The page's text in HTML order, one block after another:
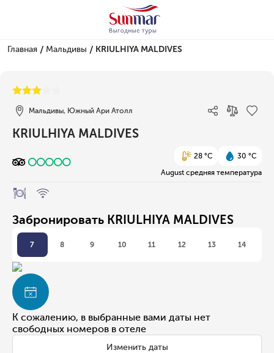
Главная / Мальдивы / KRIULHIYA MALDIVES
Мальдивы, Южный Ари Атолл
KRIULHIYA MALDIVES
28 °C
30 °C
August средняя температура
Забронировать KRIULHIYA MALDIVES
7 8 9 10 11 12 13 14
К сожалению, в выбранные вами даты нет
свободных номеров в отеле
Изменить даты